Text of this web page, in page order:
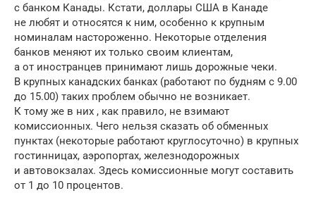
с банком Канады. Кстати, доллары США в Канаде
не любят и относятся к ним, особенно к крупным
номиналам настороженно. Некоторые отделения
банков меняют их только своим клиентам,
а от иностранцев принимают лишь дорожные чеки.
В крупных канадских банках (работают по будням с 9.00
до 15.00) таких проблем обычно не возникает.
К тому же в них , как правило, не взимают
комиссионных. Чего нельзя сказать об обменных
пунктах (некоторые работают круглосуточно) в крупных
гостинницах, аэропортах, железнодорожных
и автовокзалах. Здесь комиссионные могут составить
от 1 до 10 процентов.